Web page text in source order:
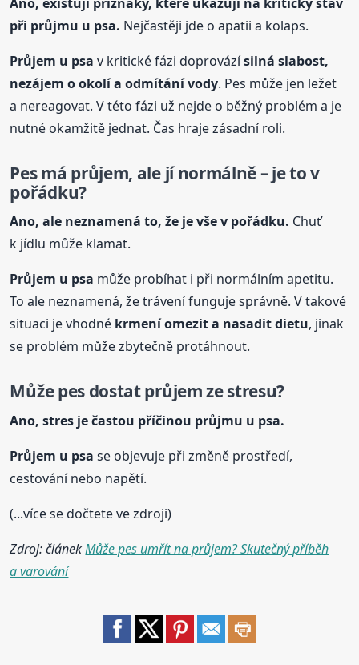
při průjmu u psa. Nejčastěji jde o apatii a kolaps.
Průjem u psa v kritické fázi doprovázísilná slabost,
nezájem o okolí a odmítání vody. Pes může jen ležet
a nereagovat. V této fázi už nejde o běžný problém a je
nutné okamžitě jednat. Čas hraje zásadní roli.
Pes má průjem, ale jí normálně – je to v
pořádku?
Ano, ale neznamená to, že je vše v pořádku. Chuť
k jídlu může klamat.
Průjem u psa může probíhat i při normálním apetitu.
To ale neznamená, že trávení funguje správně. V takové
situaci je vhodné krmení omezit a nasadit dietu, jinak
se problém může zbytečně protáhnout.
Může pes dostat průjem ze stresu?
Ano, stres je častou příčinou průjmu u psa.
Průjem u psa se objevuje při změně prostředí,
cestování nebo napětí.
(...více se dočtete ve zdroji)
Zdroj: článekMůže pes umřít na průjem? Skutečný příběh
a varování